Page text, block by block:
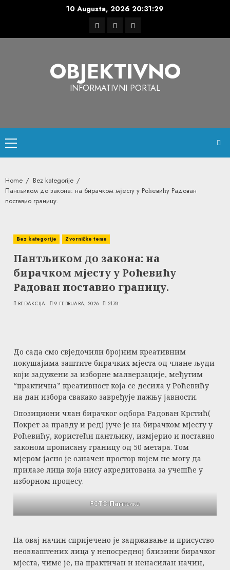
10 Augusta, 2026 20:31:29
FacebookInstagram
Twitter
OBJEKTIVNO
INFORMATIVNI PORTAL
Primary
Menu
Home
Bez kategorije
Пантљиком до закона: на бирачком мјесту у Роћевићу Радован
поставио границу.
Bez kategorije Zvorničke teme
Пантљиком до закона: на
бирачком мјесту у Роћевићу
Радован поставио границу.
REDAKCIJA 9 FEBRUARA, 2026 2178
До сада смо свједочили бројним креативним
покушајима заштите бирачких мјеста од члане људи
који задужени за изборне малверзације, међутим
“практична” креативност која се десила у Роћевићу
на дан избора свакако завређује пажњу јавности.
Опозициони члан бирачког одбора Радован Крстић(
Покрет за правду и ред) јуче је на бирачком мјесту у
Роћевићу, користећи пантљику, измјерио и поставио
законом прописану границу од 50 метара. Том
мјером јасно је означен простор којем не могу да
прилазе лица која нису акредитована за учешће у
изборном процесу.
FOTO:Пантљика
На овај начин спријечено је задржавање и присуство
неовлаштених лица у непосредној близини бирачког
мјеста, чиме је, на практичан и ненасилан начин,